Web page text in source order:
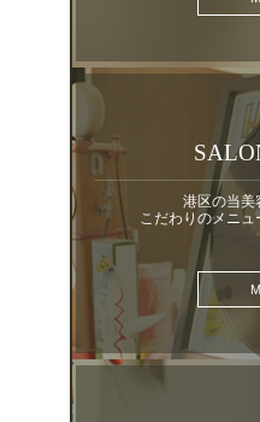
港区の当美
こだわりのメニ